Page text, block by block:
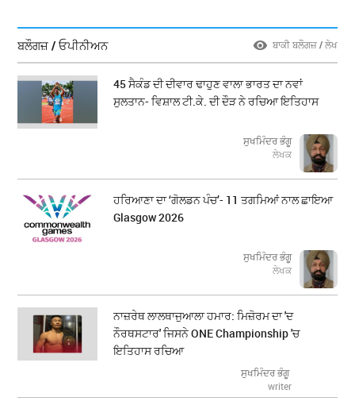
ਬਲੌਗਜ਼ / ਓਪੀਨੀਅਨ ਬਾਕੀ ਬਲੌਗਜ਼ / ਲੇਖ
45 ਸੈਕੰਡ ਦੀ ਦੀਵਾਰ ਢਾਹੁਣ ਵਾਲਾ ਭਾਰਤ ਦਾ ਨਵਾਂ
ਸੁਲਤਾਨ- ਵਿਸ਼ਾਲ ਟੀ.ਕੇ. ਦੀ ਦੌੜ ਨੇ ਰਚਿਆ ਇਤਿਹਾਸ
ਸੁਖਮਿੰਦਰ ਭੰਗੂ
ਲੇਖਕ
ਹਰਿਆਣਾ ਦਾ ‘ਗੋਲਡਨ ਪੰਚ’- 11 ਤਗਮਿਆਂ ਨਾਲ ਛਾਇਆ
Glasgow 2026
ਸੁਖਮਿੰਦਰ ਭੰਗੂ
ਲੇਖਕ
ਨਾਜ਼ਰੇਥ ਲਾਲਥਾਜੁਆਲਾ ਹਮਾਰ: ਮਿਜ਼ੋਰਮ ਦਾ 'ਦ
ਨੌਰਥਸਟਾਰ' ਜਿਸਨੇ ONE Championship 'ਚ
ਇਤਿਹਾਸ ਰਚਿਆ
ਸੁਖਮਿੰਦਰ ਭੰਗੂ
writer